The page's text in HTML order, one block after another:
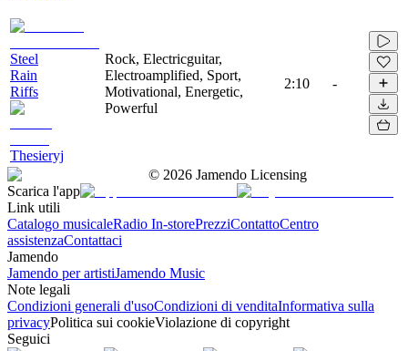
Steel
Rain
Riffs
Thesieryj
Rock, Electricguitar,
Electroamplified, Sport,
Motivational, Energetic,
Powerful
2:10 -
© 2026 Jamendo Licensing
Scarica l'app
Link utili
Catalogo musicaleRadio In-storePrezziContattoCentro
assistenzaContattaci
Jamendo
Jamendo per artistiJamendo Music
Note legali
Condizioni generali d'usoCondizioni di venditaInformativa sulla
privacyPolitica sui cookieViolazione di copyright
Seguici